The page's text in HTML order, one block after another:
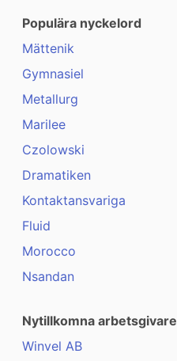
Populära nyckelord
Mättenik
Gymnasiel
Metallurg
Marilee
Czolowski
Dramatiken
Kontaktansvariga
Fluid
Morocco
Nsandan
Nytillkomna arbetsgivare
Winvel AB